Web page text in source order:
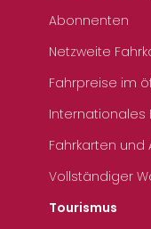
Abonnenten
Netzweite
Fahrpreise im
Internationales
Fahrkarten und
Vollständiger
Tourismus